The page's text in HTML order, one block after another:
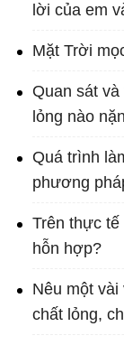
lời của em
Mặt Trời
Quan sát
lỏng nào
Quá trình
phương
Trên thực
hỗn hợp?
Nêu một
chất lỏng,